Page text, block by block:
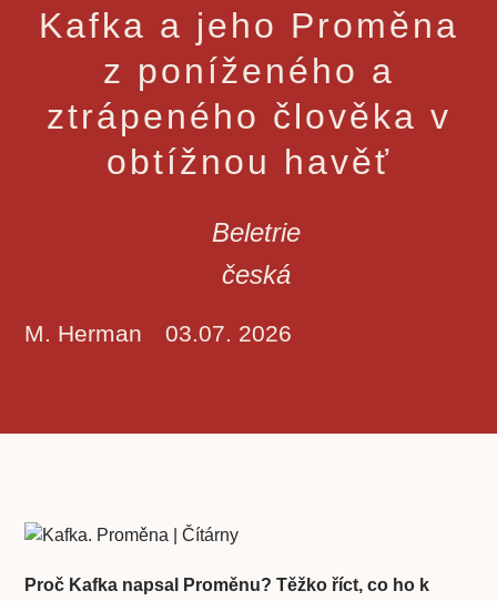
Kafka a jeho Proměna
z poníženého a
ztrápeného člověka v
obtížnou havěť
Beletrie
česká
M. Herman 03.07. 2026
Proč Kafka napsal Proměnu? Těžko říct, co ho k